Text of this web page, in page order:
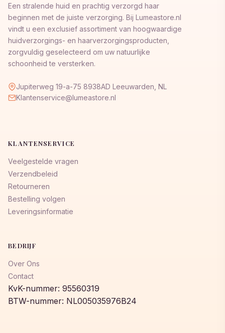
Een stralende huid en prachtig verzorgd haar
beginnen met de juiste verzorging. Bij Lumeastore.nl
vindt u een exclusief assortiment van hoogwaardige
huidverzorgings- en haarverzorgingsproducten,
zorgvuldig geselecteerd om uw natuurlijke
schoonheid te versterken.
Jupiterweg 19-a-75 8938AD Leeuwarden, NL
Klantenservice@lumeastore.nl
KLANTENSERVICE
Veelgestelde vragen
Verzendbeleid
Retourneren
Bestelling volgen
Leveringsinformatie
BEDRIJF
Over Ons
Contact
KvK-nummer: 95560319
BTW-nummer: NL005035976B24